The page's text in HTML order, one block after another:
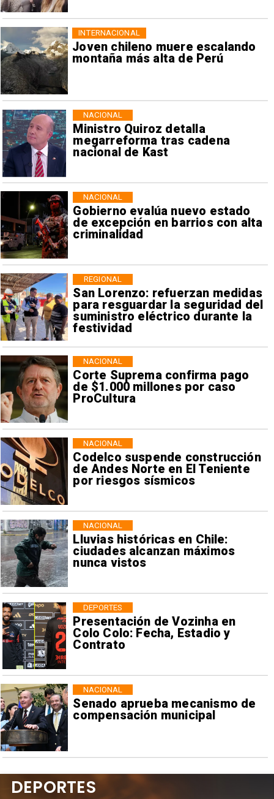
Joven chileno muere escalando
montaña más alta de Perú
INTERNACIONAL
Ministro Quiroz detalla
megarreforma tras cadena
nacional de Kast
NACIONAL
Gobierno evalúa nuevo estado
de excepción en barrios con alta
criminalidad
NACIONAL
San Lorenzo: refuerzan medidas
para resguardar la seguridad del
suministro eléctrico durante la
festividad
REGIONAL
Corte Suprema confirma pago
de $1.000 millones por caso
ProCultura
NACIONAL
Codelco suspende construcción
de Andes Norte en El Teniente
por riesgos sísmicos
NACIONAL
Lluvias históricas en Chile:
ciudades alcanzan máximos
nunca vistos
NACIONAL
Presentación de Vozinha en
Colo Colo: Fecha, Estadio y
Contrato
DEPORTES
Senado aprueba mecanismo de
compensación municipal
NACIONAL
DEPORTES